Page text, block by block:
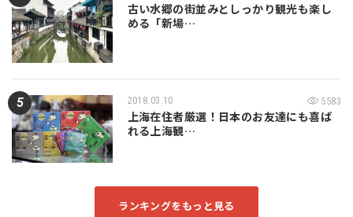
古い水郷の街並みとしっかり観光も楽し
める「新場…
2018.03.10 5583
上海在住者厳選！日本のお友達にも喜ば
れる上海観…
ランキングをもっと見る